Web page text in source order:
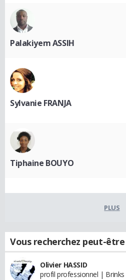
Palakiyem ASSIH
Sylvanie FRANJA
Tiphaine BOUYO
PLUS
Vous recherchez peut-être
Olivier HASSID
profil professionnel |